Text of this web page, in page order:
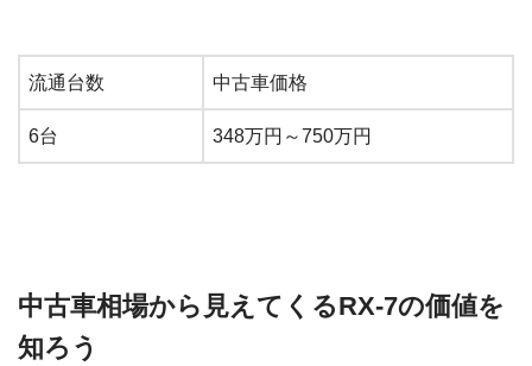
流通台数 中古車価格
6台 348万円～750万円
中古車相場から見えてくるRX-7の価値を
知ろう